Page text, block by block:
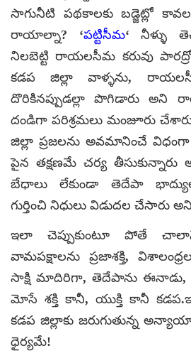
సాగునీటి పథకాలకు బడ్జెట్లో
రాయాల్నా? ‘పట్టిసీమ‘ నీళ్ళు
నిలబెట్టి రాయలసీమ కరువు
కడప జిల్లా వాళ్ళను,
దొరికినప్పుడల్లా పొగిడారు అని
దండిగా పరిశ్రమలు మంజూరు
జిల్లా ప్రజలను అవమానించే
పైన తక్షణమే చర్య
బేధాలు లేకుండా తెదేపా
గుర్తించి నిధులు విడుదల చేసారు
ఇలా చెప్పుకుంటూ పోతే
వామపక్షాలను ప్రజాశక్తి,
సాక్షి మాదిరిగా, తెదేపాను ఈనాడు,
మోసే శక్తి కానీ, యుక్తి కానీ
కడప జిల్లాకు జరుగుతున్న
ధైర్యమే!